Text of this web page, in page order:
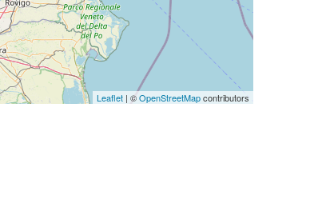
Leaflet | ©OpenStreetMapcontributors